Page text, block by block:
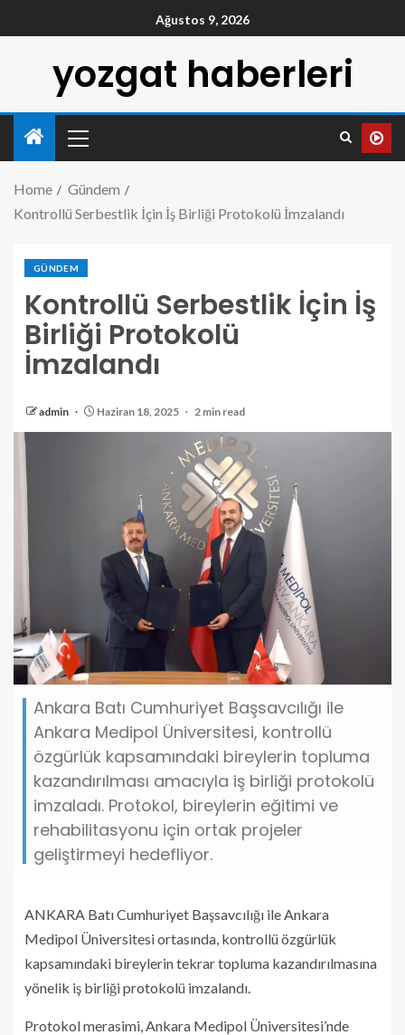
Ağustos 9, 2026
yozgat haberleri
Home
Gündem
Kontrollü Serbestlik İçin İş Birliği Protokolü İmzalandı
GÜNDEM
Kontrollü Serbestlik İçin İş
Birliği Protokolü
İmzalandı
admin Haziran 18, 2025 2 min read
Ankara Batı Cumhuriyet Başsavcılığı ile
Ankara Medipol Üniversitesi, kontrollü
özgürlük kapsamındaki bireylerin topluma
kazandırılması amacıyla iş birliği protokolü
imzaladı. Protokol, bireylerin eğitimi ve
rehabilitasyonu için ortak projeler
geliştirmeyi hedefliyor.
ANKARA Batı Cumhuriyet Başsavcılığı ile Ankara
Medipol Üniversitesi ortasında, kontrollü özgürlük
kapsamındaki bireylerin tekrar topluma kazandırılmasına
yönelik iş birliği protokolü imzalandı.
Protokol merasimi, Ankara Medipol Üniversitesi’nde